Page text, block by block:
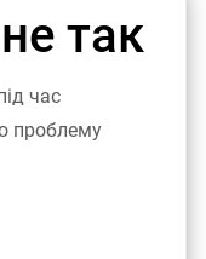
так
час
проблему